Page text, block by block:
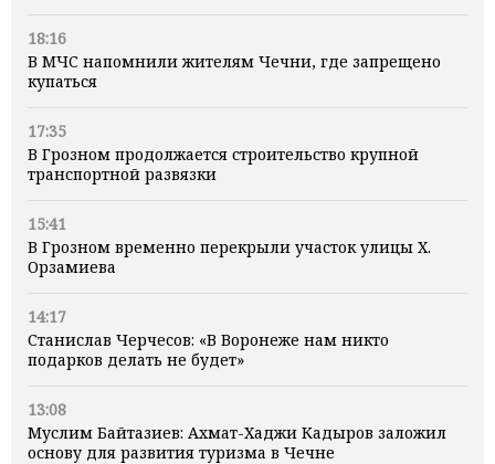
18:16
В МЧС напомнили жителям Чечни, где запрещено
купаться
17:35
В Грозном продолжается строительство крупной
транспортной развязки
15:41
В Грозном временно перекрыли участок улицы Х.
Орзамиева
14:17
Станислав Черчесов: «В Воронеже нам никто
подарков делать не будет»
13:08
Муслим Байтазиев: Ахмат-Хаджи Кадыров заложил
основу для развития туризма в Чечне